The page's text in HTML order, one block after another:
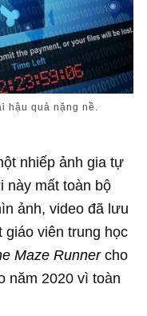
hậu quả nặng nề.
nhiếp ảnh gia tự
này mất toàn bộ
ảnh, video đã lưu
viên trung học
Maze Runnercho
năm 2020 vì toàn